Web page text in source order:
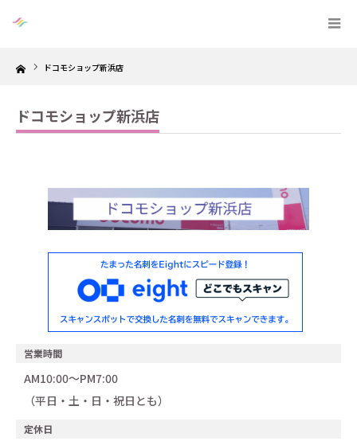
Home ドコモショップ新浜店
ドコモショップ新浜店
営業時間
AM10:00～PM7:00
（平日・土・日・祝日とも）
定休日